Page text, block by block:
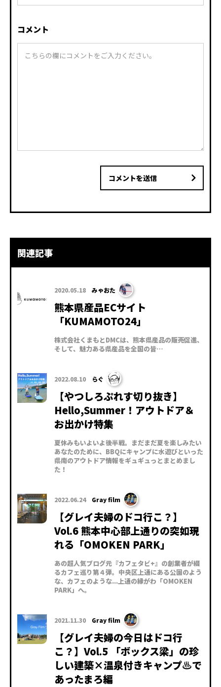
コメント
コメントを送信
関連記事
2020.05.18 みゃおた
熊本県産品ECサイト
「KUMAMOTO24」
株式会社くまもとDMCは、熊本県産品の販売促進、
そして、魅力ある県産品を全国の皆…
2022.08.10 らぐ
【やつしろぷれす切り抜き】
Hello,Summer！アウトドア＆
お出かけ特集
夏休みもいよいよ後半戦。まだまだ夏を楽しみたい
あなたのために、BBQにキャンプに水遊びといった
県南のアウトドア情報をギュギュっとまとめまし
た！
2022.06.24 Gray film
【グレイ夫婦のドコ行こ？】
Vol.6 熊本中心部上通りの突如現
れる「OMOKEN PARK」
あの超人気ブログ元『カフェタビ+』の創業者が綴
るカフェ巡り第４弾。中央区上通にある公園のよう
な、カフェのような...上通の縁がわ「OMOKEN
PARK」へ。
2021.11.30 Gray film
【グレイ夫婦の今日はドコ行
こ？】Vol.5 「ボックス梁」の珍
しい建築×温泉付きキャンプ♨で
あったまろ編